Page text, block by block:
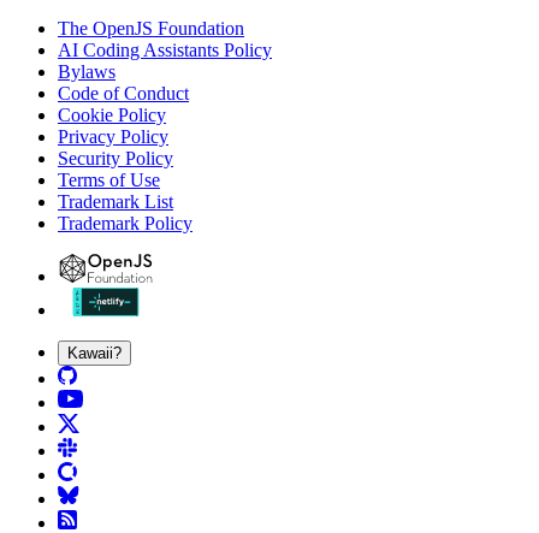
The OpenJS Foundation
AI Coding Assistants Policy
Bylaws
Code of Conduct
Cookie Policy
Privacy Policy
Security Policy
Terms of Use
Trademark List
Trademark Policy
Kawaii?